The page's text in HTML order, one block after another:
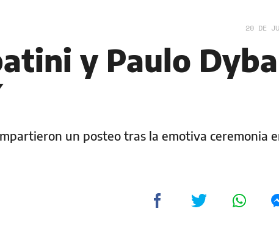
20 DE
y Paulo
un posteo tras la emotiva ceremonia